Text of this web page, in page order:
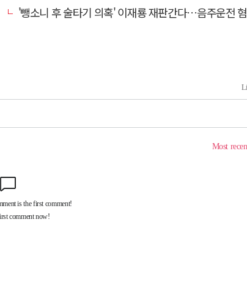
'뺑소니 후 술타기 의혹' 이재룡 재판간다…음주운전 혐의 제외